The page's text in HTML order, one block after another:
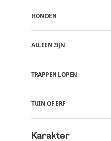
HONDEN
ALLEEN ZIJN
TRAPPEN LOPEN
TUIN OF ERF
Karakter